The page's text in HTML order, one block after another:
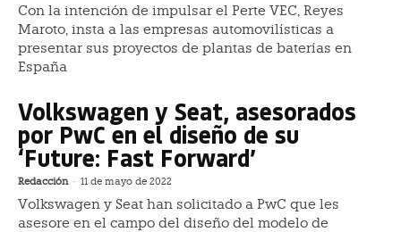
Con la intención de impulsar el Perte VEC, Reyes
Maroto, insta a las empresas automovilísticas a
presentar sus proyectos de plantas de baterías en
España
Volkswagen y Seat, asesorados
por PwC en el diseño de su
‘Future: Fast Forward’
Redacción - 11 de mayo de 2022
Volkswagen y Seat han solicitado a PwC que les
asesore en el campo del diseño del modelo de